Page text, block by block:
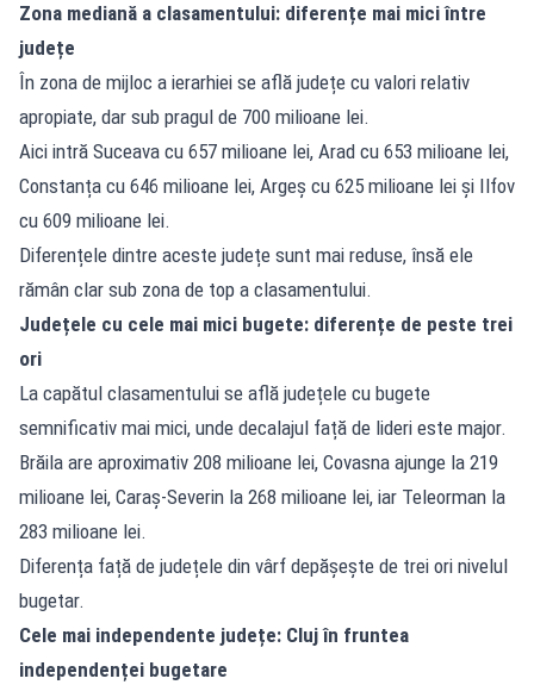
Zona mediană a clasamentului: diferențe mai mici între
județe
În zona de mijloc a ierarhiei se află județe cu valori relativ
apropiate, dar sub pragul de 700 milioane lei.
Aici intră Suceava cu 657 milioane lei, Arad cu 653 milioane lei,
Constanța cu 646 milioane lei, Argeș cu 625 milioane lei și Ilfov
cu 609 milioane lei.
Diferențele dintre aceste județe sunt mai reduse, însă ele
rămân clar sub zona de top a clasamentului.
Județele cu cele mai mici bugete: diferențe de peste trei
ori
La capătul clasamentului se află județele cu bugete
semnificativ mai mici, unde decalajul față de lideri este major.
Brăila are aproximativ 208 milioane lei, Covasna ajunge la 219
milioane lei, Caraș-Severin la 268 milioane lei, iar Teleorman la
283 milioane lei.
Diferența față de județele din vârf depășește de trei ori nivelul
bugetar.
Cele mai independente județe: Cluj în fruntea
independenței bugetare